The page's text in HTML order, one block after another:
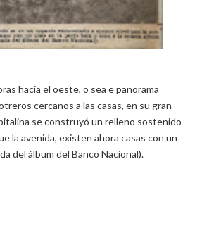
hacia el oeste, o sea e panorama
cercanos a las casas, en su gran
se construyó un relleno sostenido
la avenida, existen ahora casas con un
del álbum del Banco Nacional).